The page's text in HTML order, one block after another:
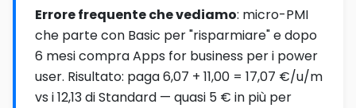
Errore frequente che vediamo: micro-PMI
che parte con Basic per "risparmiare" e dopo
6 mesi compra Apps for business per i power
user. Risultato: paga 6,07 + 11,00 = 17,07 €/u/m
vs i 12,13 di Standard — quasi 5 € in più per